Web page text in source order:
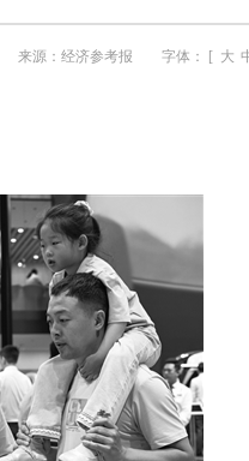
来源： 经济参考报 字体： [ 大